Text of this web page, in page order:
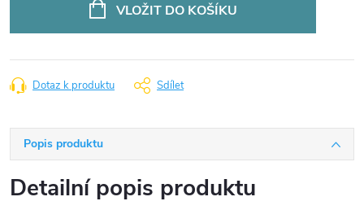
VLOŽIT DO KOŠÍKU
Dotaz k produktu Sdílet
Popis produktu
Detailní popis produktu